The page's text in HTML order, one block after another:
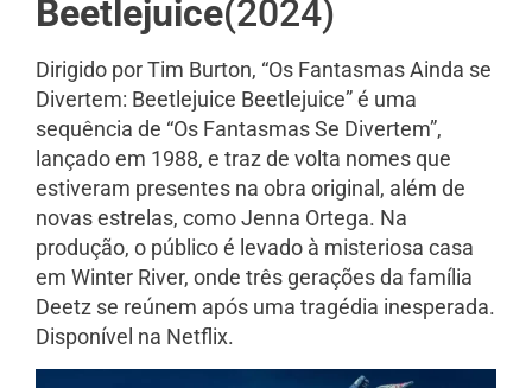
Beetlejuice(2024)
Dirigido por Tim Burton, “Os Fantasmas Ainda se
Divertem: Beetlejuice Beetlejuice” é uma
sequência de “Os Fantasmas Se Divertem”,
lançado em 1988, e traz de volta nomes que
estiveram presentes na obra original, além de
novas estrelas, como Jenna Ortega. Na
produção, o público é levado à misteriosa casa
em Winter River, onde três gerações da família
Deetz se reúnem após uma tragédia inesperada.
Disponível na Netflix.